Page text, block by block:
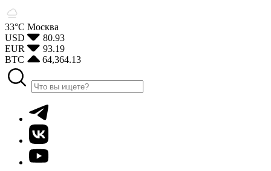
33°С Москва
USD
80.93
EUR
93.19
BTC
64,364.13